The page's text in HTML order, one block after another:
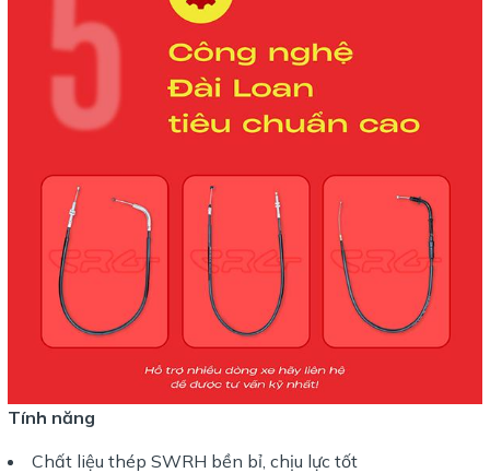
Tính năng
Chất liệu thép SWRH bền bỉ, chịu lực tốt